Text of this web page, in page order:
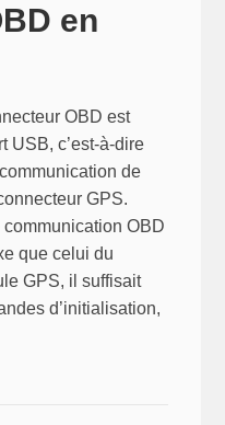
en
OBD est
USB, c’est-à-dire
de
GPS.
OBD
que celui du
GPS, il suffisait
d’initialisation,